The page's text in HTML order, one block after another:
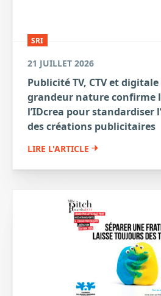
SRI
21 JUILLET 2026
Publicité TV, CTV et digitale
grandeur nature confirme
l’IDcrea pour standardiser
des créations publicitaires
LIRE L'ARTICLE